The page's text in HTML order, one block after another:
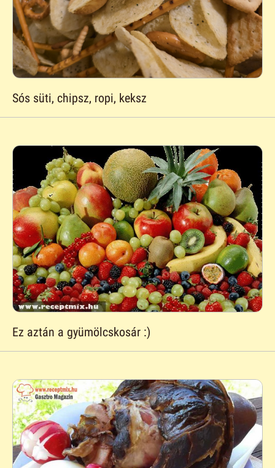
Sós süti, chipsz, ropi, keksz
Ez aztán a gyümölcskosár :)